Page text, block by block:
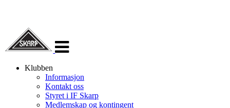
navigasjon
Klubben
Informasjon
Kontakt oss
Styret i IF Skarp
Medlemskap og kontingent